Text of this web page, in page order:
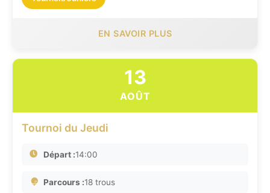
EN SAVOIR PLUS
13
AOÛT
Tournoi du Jeudi
Départ :14:00
Parcours :18 trous